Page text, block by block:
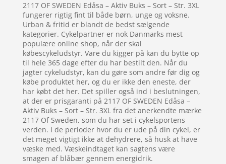
2117 OF SWEDEN Edåsa – Aktiv Buks – Sort – Str. 3XL
fungerer rigtig fint til både børn, unge og voksne.
Urban & fritid er blandt de bedst sælgende
kategorier. Cykelpartner er nok Danmarks mest
populære online shop, når der skal
købescykeludstyr. Vare du kigger på kan du bytte op
til hele 365 dage efter du har bestilt den. Når du
jagter cykeludstyr, kan du gøre som andre før dig og
købe produktet her, og du er ikke den eneste, der
har købt det her. Det spiller også ind i beslutningen,
at der er prisgaranti på 2117 OF SWEDEN Edåsa –
Aktiv Buks – Sort – Str. 3XL fra det anerkendte mærke
2117 Of Sweden, som du har set i cykelsportens
verden. I de perioder hvor du er ude på din cykel, er
det meget vigtigt ikke at dehydrere, så husk at have
væske med. Væskeindtaget kan sagtens være
smagen af blåbær gennem energidrik.